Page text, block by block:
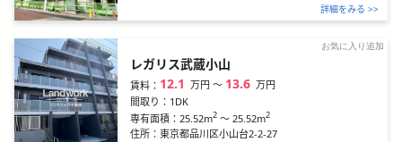
詳細をみる >>
お気に入り追加
レガリス武蔵小山
賃料： 12.1 万円〜 13.6 万円
間取り： 1DK
専有面積：25.52m2 ～ 25.52m2
住所：東京都品川区小山台2-2-27